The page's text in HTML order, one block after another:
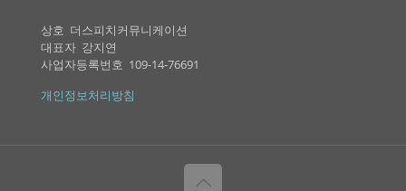
상호 더스피치커뮤니케이션
대표자 강지연
사업자등록번호 109-14-76691
개인정보처리방침